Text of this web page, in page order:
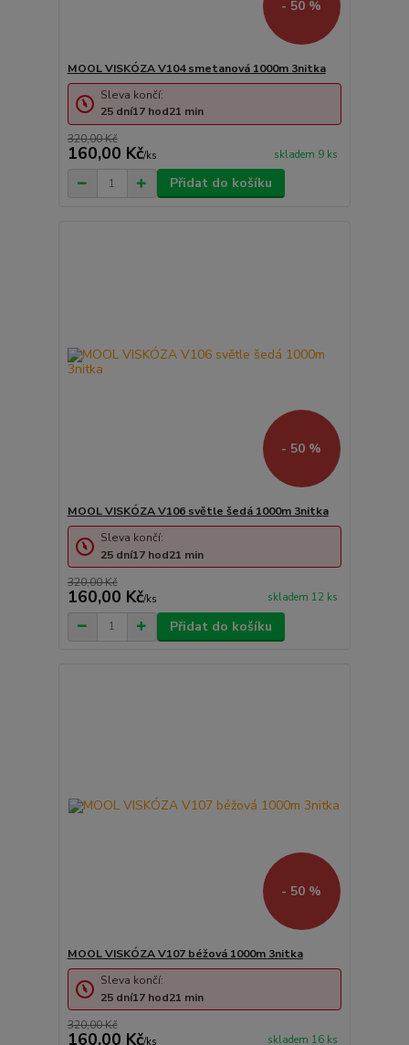
- 50 %
MOOL VISKÓZA V104 smetanová 1000m 3nitka
320,00 Kč
160,00 Kč/ks skladem 9 ks
Sleva končí:
25 dní17 hod21 min
Přidat do košíku
- 50 %
MOOL VISKÓZA V106 světle šedá 1000m 3nitka
320,00 Kč
160,00 Kč/ks skladem 12 ks
Sleva končí:
25 dní17 hod21 min
Přidat do košíku
- 50 %
MOOL VISKÓZA V107 béžová 1000m 3nitka
320,00 Kč
160,00 Kč/ks skladem 16 ks
Sleva končí:
25 dní17 hod21 min